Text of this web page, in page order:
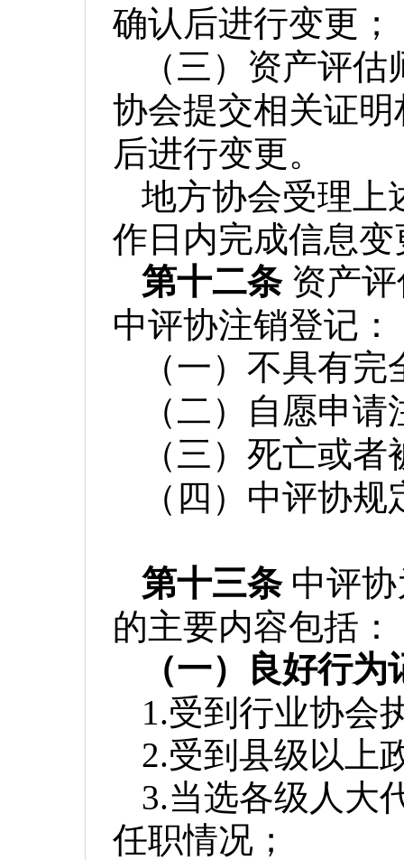
确认后进行变更；
（三）资产评
协会提交相关证
后进行变更。
地方协会受理上
作日内完成信息
第十二条 资产
中评协注销登记：
（一）不具有
（二）自愿申
（三）死亡或
（四）中评协
第十三条 中评
的主要内容包括：
（一）良好行为
1.受到行业协会
2.受到县级以上
3.当选各级人大
任职情况；